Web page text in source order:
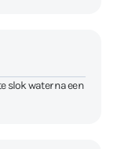
slok water na een